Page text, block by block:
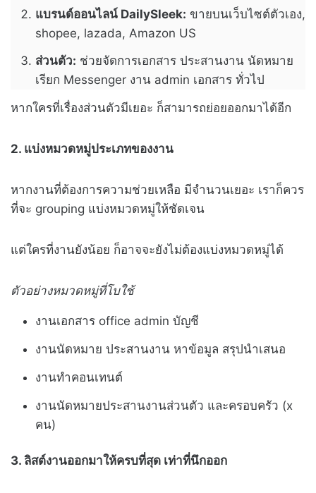
แบรนด์ออนไลน์ DailySleek: ขายบนเว็บไซต์ตัวเอง,
shopee, lazada, Amazon US
ส่วนตัว: ช่วยจัดการเอกสาร ประสานงาน นัดหมาย
เรียก Messenger งาน admin เอกสาร ทั่วไป
หากใครที่เรื่องส่วนตัวมีเยอะ ก็สามารถย่อยออกมาได้อีก
2. แบ่งหมวดหมู่ประเภทของงาน
หากงานที่ต้องการความช่วยเหลือ มีจำนวนเยอะ เราก็ควร
ที่จะ grouping แบ่งหมวดหมู่ให้ชัดเจน
แต่ใครที่งานยังน้อย ก็อาจจะยังไม่ต้องแบ่งหมวดหมู่ได้
ตัวอย่างหมวดหมู่ที่โบใช้
งานเอกสาร office admin บัญชี
งานนัดหมาย ประสานงาน หาข้อมูล สรุปนำเสนอ
งานทำคอนเทนต์
งานนัดหมายประสานงานส่วนตัว และครอบครัว (x
คน)
3. ลิสต์งานออกมาให้ครบที่สุด เท่าที่นึกออก